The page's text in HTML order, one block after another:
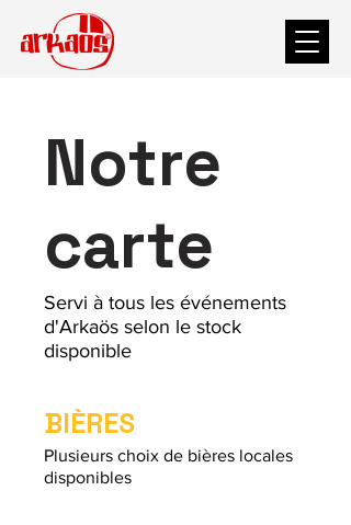
Notre
carte
Servi à tous les événements
d'Arkaös selon le stock
disponible
BIÈRES
Plusieurs choix de bières locales
disponibles